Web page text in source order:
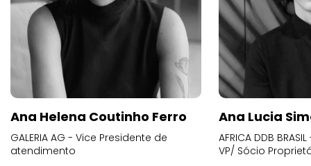
Ana Helena Coutinho Ferro
GALERIA AG - Vice Presidente de
atendimento
Ana Lucia
AFRICA DDB
VP/ Sócio